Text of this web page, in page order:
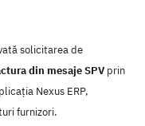
solicitarea de
din mesaje SPVprin
Nexus ERP,
furnizori.